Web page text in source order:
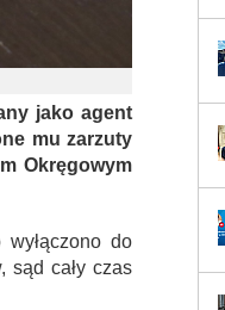
jako agent
mu zarzuty
Okręgowym
do
sąd cały czas